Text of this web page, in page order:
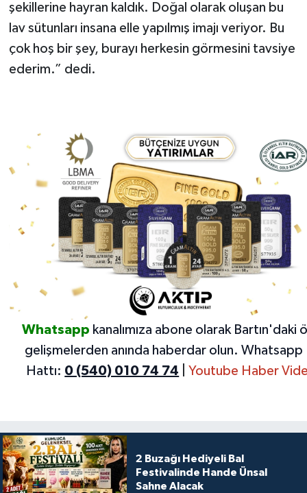
şekillerine hayran kaldık. Doğal olarak oluşan bu
lav sütunları insana elle yapılmış imajı veriyor. Bu
çok hoş bir şey, burayı herkesin görmesini tavsiye
ederim.” dedi.
Whatsapp kanalımıza abone olarak Bartın'daki
gelişmelerden anında haberdar olun. Whatsapp
Hattı: 0 (540) 010 74 74 |Youtube Haber
2 Buzağı Hediyeli Bal
Festivalinde Hande Ünsal
Sahne Alacak